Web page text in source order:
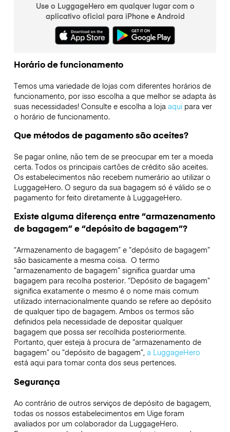
Use o LuggageHero em qualquer lugar com o
aplicativo oficial para iPhone e Android
Horário de funcionamento
Temos uma variedade de lojas com diferentes horários de
funcionamento, por isso escolha a que melhor se adapta às
suas necessidades! Consulte e escolha a loja aquipara ver
o horário de funcionamento.
Que métodos de pagamento são aceites?
Se pagar online, não tem de se preocupar em ter a moeda
certa. Todos os principais cartões de crédito são aceites.
Os estabelecimentos não recebem numerário ao utilizar o
LuggageHero. O seguro da sua bagagem só é válido se o
pagamento for feito diretamente à LuggageHero.
Existe alguma diferença entre “armazenamento
de bagagem” e “depósito de bagagem”?
“Armazenamento de bagagem” e “depósito de bagagem”
são basicamente a mesma coisa. O termo
“armazenamento de bagagem” significa guardar uma
bagagem para recolha posterior. “Depósito de bagagem”
significa exatamente o mesmo é o nome mais comum
utilizado internacionalmente quando se refere ao depósito
de qualquer tipo de bagagem. Ambos os termos são
definidos pela necessidade de depositar qualquer
bagagem que possa ser recolhida posteriormente.
Portanto, quer esteja à procura de “armazenamento de
bagagem” ou “depósito de bagagem”,a LuggageHero
está aqui para tomar conta dos seus pertences.
Segurança
Ao contrário de outros serviços de depósito de bagagem,
todas os nossos estabelecimentos em Uigeforam
avaliados por um colaborador da LuggageHero.